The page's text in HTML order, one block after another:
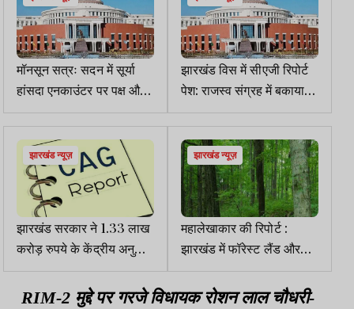
मॉनसून सत्रः सदन में सूर्या
हांसदा एनकाउंटर पर पक्ष और
विपक्ष आमने-सामने
झारखंड विस में सीएजी रिपोर्ट
पेश: राजस्व संग्रह में बकाया
राशि का खुलासा
झारखंड न्यूज़
झारखंड सरकार ने 1.33 लाख
करोड़ रुपये के केंद्रीय अनुदान
का उपयोगिता प्रमाण पत्र नहीं
दियाः सीएजी
झारखंड न्यूज़
महालेखाकार की रिपोर्ट :
झारखंड में फॉरेस्ट लैंड और
वन्य जीव दोनों घटे
RIM-2 मुद्दे पर गरजे विधायक रोशन लाल चौधरी-